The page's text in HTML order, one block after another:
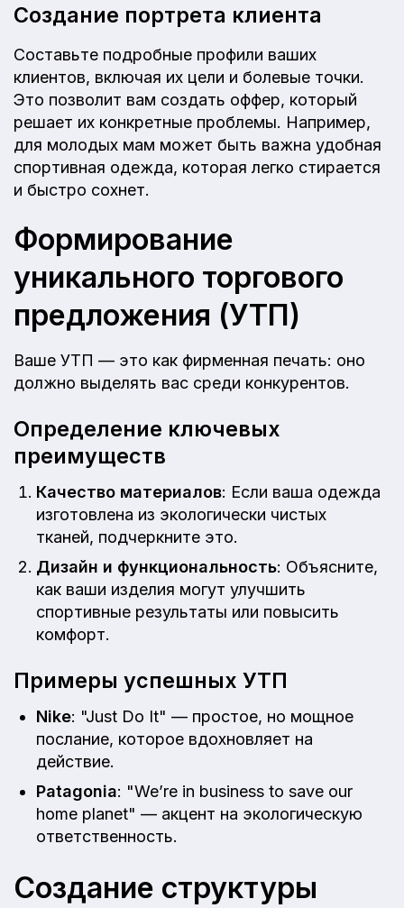
Создание портрета клиента
Составьте подробные профили ваших
клиентов, включая их цели и болевые точки.
Это позволит вам создать оффер, который
решает их конкретные проблемы. Например,
для молодых мам может быть важна удобная
спортивная одежда, которая легко стирается
и быстро сохнет.
Формирование
уникального торгового
предложения (УТП)
Ваше УТП — это как фирменная печать: оно
должно выделять вас среди конкурентов.
Определение ключевых
преимуществ
Качество материалов: Если ваша одежда
изготовлена из экологически чистых
тканей, подчеркните это.
Дизайн и функциональность: Объясните,
как ваши изделия могут улучшить
спортивные результаты или повысить
комфорт.
Примеры успешных УТП
Nike: "Just Do It" — простое, но мощное
послание, которое вдохновляет на
действие.
Patagonia: "We’re in business to save our
home planet" — акцент на экологическую
ответственность.
Создание структуры